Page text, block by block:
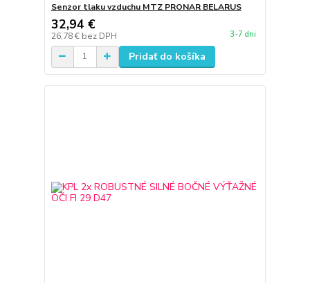
Senzor tlaku vzduchu MTZ PRONAR BELARUS
32,94 €
26,78 € bez DPH 3-7 dni
Pridať do košíka